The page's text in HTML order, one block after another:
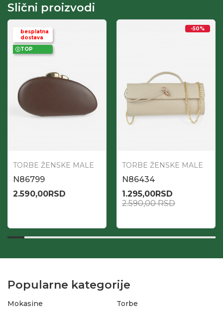
Slični proizvodi
besplatna
dostava
TOP
TORBE ŽENSKE MALE
N86799
2.590,00RSD
-50%
TORBE ŽENSKE MALE
N86434
1.295,00RSD
2.590,00RSD
Popularne kategorije
Mokasine
Torbe